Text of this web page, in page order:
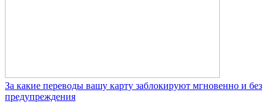
За какие переводы вашу карту заблокируют мгновенно и без
предупреждения